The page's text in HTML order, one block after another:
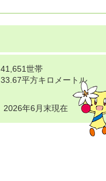
41,651世帯
33.67平方キロメートル
2026年6月末現在